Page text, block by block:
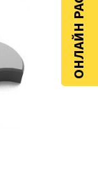
ОНЛАЙН РАСЧЁТ